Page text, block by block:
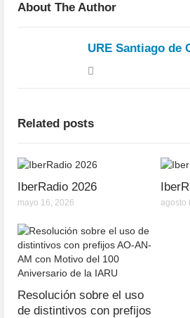
About The Author
URE Santiago de
Related posts
IberRadio 2026
mayo 16, 2026 agosto
Resolución sobre el uso
de distintivos con prefijos